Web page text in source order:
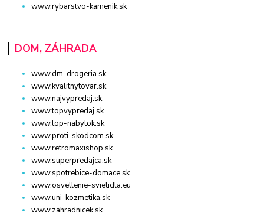
www.rybarstvo-kamenik.sk
DOM, ZÁHRADA
www.dm-drogeria.sk
www.kvalitnytovar.sk
www.najvypredaj.sk
www.topvypredaj.sk
www.top-nabytok.sk
www.proti-skodcom.sk
www.retromaxishop.sk
www.superpredajca.sk
www.spotrebice-domace.sk
www.osvetlenie-svietidla.eu
www.uni-kozmetika.sk
www.zahradnicek.sk